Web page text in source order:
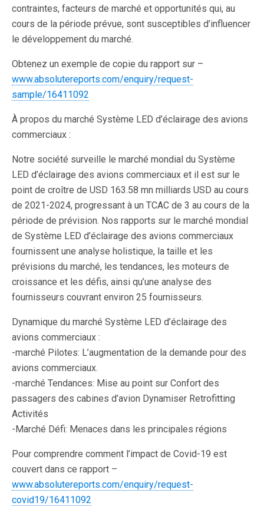
contraintes, facteurs de marché et opportunités qui, au
cours de la période prévue, sont susceptibles d’influencer
le développement du marché.
Obtenez un exemple de copie du rapport sur –
www.absolutereports.com/enquiry/request-
sample/16411092
À propos du marché Système LED d’éclairage des avions
commerciaux :
Notre société surveille le marché mondial du Système
LED d’éclairage des avions commerciaux et il est sur le
point de croître de USD 163.58 mn milliards USD au cours
de 2021-2024, progressant à un TCAC de 3 au cours de la
période de prévision. Nos rapports sur le marché mondial
de Système LED d’éclairage des avions commerciaux
fournissent une analyse holistique, la taille et les
prévisions du marché, les tendances, les moteurs de
croissance et les défis, ainsi qu’une analyse des
fournisseurs couvrant environ 25 fournisseurs.
Dynamique du marché Système LED d’éclairage des
avions commerciaux :
-marché Pilotes: L’augmentation de la demande pour des
avions commerciaux.
-marché Tendances: Mise au point sur Confort des
passagers des cabines d’avion Dynamiser Retrofitting
Activités
-Marché Défi: Menaces dans les principales régions
Pour comprendre comment l’impact de Covid-19 est
couvert dans ce rapport –
www.absolutereports.com/enquiry/request-
covid19/16411092